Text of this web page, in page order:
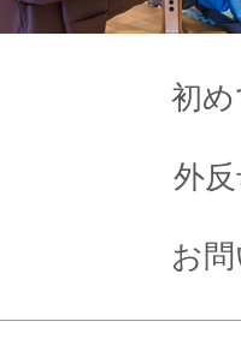
初
外
お